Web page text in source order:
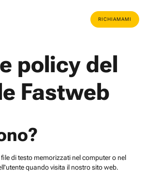
RICHIAMAMI
policy del
Fastweb
di testo memorizzati nel computer o nel
quando visita il nostro sito web.